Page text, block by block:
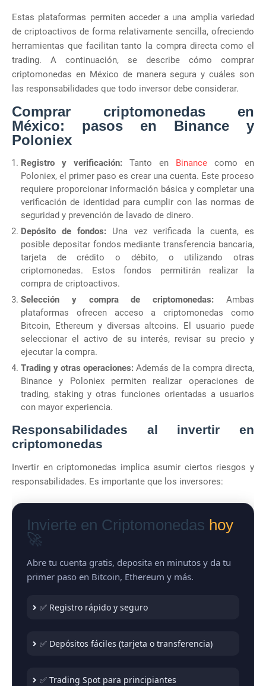
Estas plataformas permiten acceder a una amplia variedad
de criptoactivos de forma relativamente sencilla, ofreciendo
herramientas que facilitan tanto la compra directa como el
trading. A continuación, se describe cómo comprar
criptomonedas en México de manera segura y cuáles son
las responsabilidades que todo inversor debe considerar.
Comprar criptomonedas en
México: pasos en Binance y
Poloniex
Registro y verificación: Tanto en Binance como en
Poloniex, el primer paso es crear una cuenta. Este proceso
requiere proporcionar información básica y completar una
verificación de identidad para cumplir con las normas de
seguridad y prevención de lavado de dinero.
Depósito de fondos: Una vez verificada la cuenta, es
posible depositar fondos mediante transferencia bancaria,
tarjeta de crédito o débito, o utilizando otras
criptomonedas. Estos fondos permitirán realizar la
compra de criptoactivos.
Selección y compra de criptomonedas: Ambas
plataformas ofrecen acceso a criptomonedas como
Bitcoin, Ethereum y diversas altcoins. El usuario puede
seleccionar el activo de su interés, revisar su precio y
ejecutar la compra.
Trading y otras operaciones: Además de la compra directa,
Binance y Poloniex permiten realizar operaciones de
trading, staking y otras funciones orientadas a usuarios
con mayor experiencia.
Responsabilidades al invertir en
criptomonedas
Invertir en criptomonedas implica asumir ciertos riesgos y
responsabilidades. Es importante que los inversores:
Invierte en Criptomonedas hoy
🚀
Abre tu cuenta gratis, deposita en minutos y da tu
primer paso en Bitcoin, Ethereum y más.
✅ Registro rápido y seguro
✅ Depósitos fáciles (tarjeta o transferencia)
✅ Trading Spot para principiantes